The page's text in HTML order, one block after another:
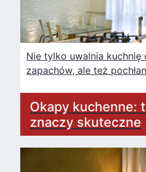
Nie tylko uwalnia
zapachów, ale też
Okapy kuchenne:
znaczy skuteczne